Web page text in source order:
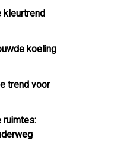
kleurtrend
koeling
trend voor
ruimtes: